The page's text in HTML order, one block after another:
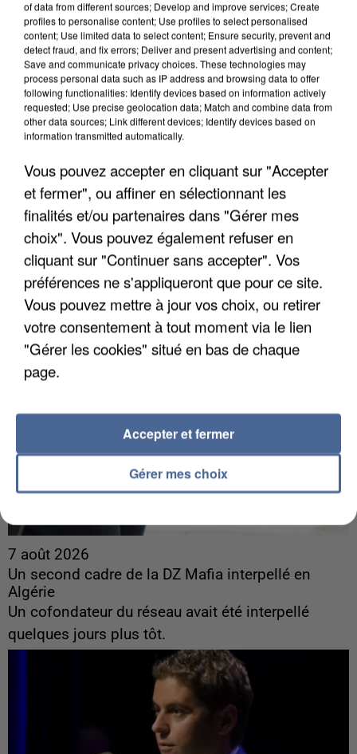
7 août 2026
Les données de 300 000 clients dérobées à
Intermarché après une...
Les données bancaires ne seraient pas
concernées.
7 août 2026
Un second cadre de la DZ Mafia interpellé en
Algérie
Un cofondateur du réseau avait été interpellé
quelques jours plus tôt.
of data from different sources; Develop and improve services; Create
profiles to personalise content; Use profiles to select personalised
content; Use limited data to select content; Ensure security, prevent and
detect fraud, and fix errors; Deliver and present advertising and content;
Save and communicate privacy choices. These technologies may
process personal data such as IP address and browsing data to offer
following functionalities: Identify devices based on information actively
requested; Use precise geolocation data; Match and combine data from
other data sources; Link different devices; Identify devices based on
information transmitted automatically.
Vous pouvez accepter en cliquant sur "Accepter
et fermer", ou affiner en sélectionnant les
finalités et/ou partenaires dans "Gérer mes
choix". Vous pouvez également refuser en
cliquant sur "Continuer sans accepter". Vos
préférences ne s'appliqueront que pour ce site.
Vous pouvez mettre à jour vos choix, ou retirer
votre consentement à tout moment via le lien
"Gérer les cookies" situé en bas de chaque
page.
Gérer mes choix
Accepter et fermer